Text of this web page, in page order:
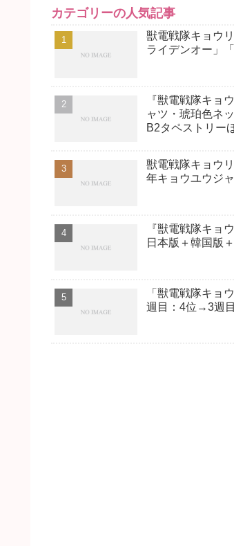
カテゴリーの人気記事
獣電戦隊キョウ
ライデンオー」
『獣電戦隊キョ
ャツ・琥珀色ネ
B2タペストリー
獣電戦隊キョウ
年キョウユウジ
『獣電戦隊キョ
日本版＋韓国版
「獣電戦隊キョ
週目：4位→3週